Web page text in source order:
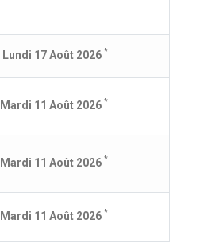
Lundi 17 Août 2026 *
Mardi 11 Août 2026 *
Mardi 11 Août 2026 *
Mardi 11 Août 2026 *